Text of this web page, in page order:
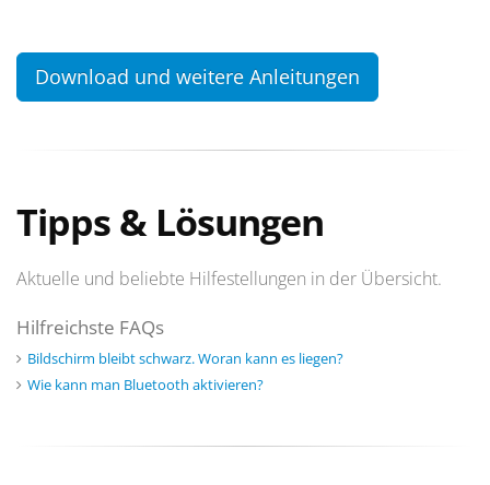
Download und weitere Anleitungen
Tipps & Lösungen
Aktuelle und beliebte Hilfestellungen in der Übersicht.
Hilfreichste FAQs
Bildschirm bleibt schwarz. Woran kann es liegen?
Wie kann man Bluetooth aktivieren?